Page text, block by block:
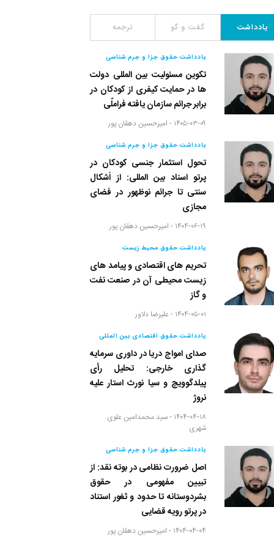
یادداشت گفت و گو ترجمه
یادداشت حقوق جزا و جرم شناسی
تکوین مسئولیت بین المللی دولت
ها در حمایت کیفری از کودکان در
برابر جرائم سازمان یافته فراملّی
۱۴۰۵-۰۳-۰۹ - امیرحسین دهقان پور
یادداشت حقوق جزا و جرم شناسی
تحول استثمار جنسی کودکان در
پرتو اسناد بین المللی: از اَشکال
سنتی تا جرائم نوظهور در فضای
مجازی
۱۴۰۴-۰۶-۱۹ - امیرحسین دهقان پور
یادداشت حقوق محیط زیست
تحریم های اقتصادی و پیامد های
زیست محیطی آن در صنعت نفت
و گاز
۱۴۰۴-۰۵-۰۱ - علیرضا دلاور
یادداشت حقوق اقتصادی بین المللی
صدای امواج دریا در داوری سرمایه
گذاری خارجی: تحلیل رأی
پیلدگوویچ و سیا نورث استار علیه
نروژ
۱۴۰۴-۰۴-۱۸ - سید محمدامین علوی
شهری
یادداشت حقوق جزا و جرم شناسی
اصل ضرورت نظامی در بوته نقد: از
تبیین مفهومی در حقوق
بشردوستانه تا حدود و ثغور استناد
در پرتو رویه قضایی
۱۴۰۴-۰۴-۰۴ - امیرحسین دهقان پور